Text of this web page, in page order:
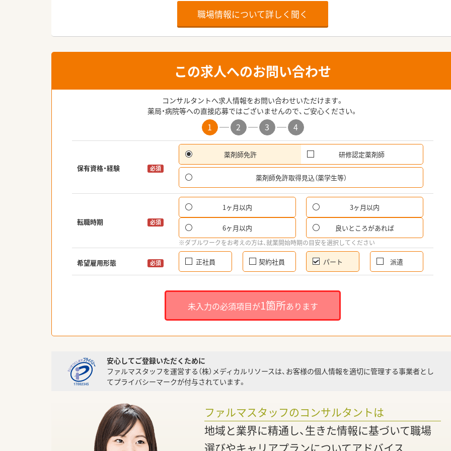
職場情報について詳しく聞く
この求人へのお問い合わせ
コンサルタントへ求人情報をお問い合わせいただけます。
薬局・病院等への直接応募ではございませんので、ご安心ください。
1 2 3 4
保有資格・経験 必須
薬剤師免許 研修認定薬剤師
薬剤師免許取得見込（薬学生等）
転職時期 必須
1ヶ月以内 3ヶ月以内
6ヶ月以内 良いところがあれば
※ダブルワークをお考えの方は、就業開始時期の目安を選択してください
希望雇用形態 必須 正社員 契約社員 パート 派遣
未入力の必須項目が1箇所あります
安心してご登録いただくために
ファルマスタッフを運営する（株）メディカルリソースは、お客様の個人情報を適切に管理する事業者とし
てプライバシーマークが付与されています。
ファルマスタッフのコンサルタントは
地域と業界に精通し、生きた情報に基づいて職場